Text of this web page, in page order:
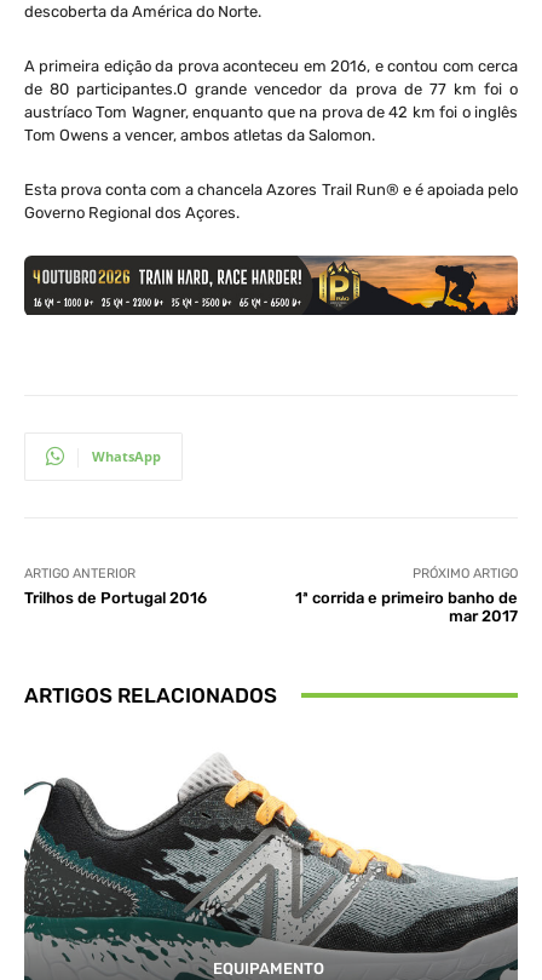
descoberta da América do Norte.
A primeira edição da prova aconteceu em 2016, e contou com cerca
de 80 participantes.O grande vencedor da prova de 77 km foi o
austríaco Tom Wagner, enquanto que na prova de 42 km foi o inglês
Tom Owens a vencer, ambos atletas da Salomon.
Esta prova conta com a chancela Azores Trail Run® e é apoiada pelo
Governo Regional dos Açores.
WhatsApp
ARTIGO ANTERIOR
Trilhos de Portugal 2016
PRÓXIMO ARTIGO
1ª corrida e primeiro banho de
mar 2017
ARTIGOS RELACIONADOS
EQUIPAMENTO